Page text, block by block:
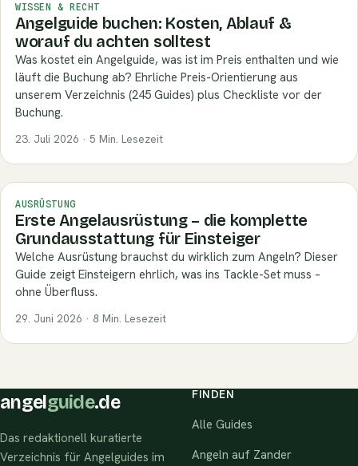
WISSEN & RECHT
Angelguide buchen: Kosten, Ablauf &
worauf du achten solltest
Was kostet ein Angelguide, was ist im Preis enthalten und wie
läuft die Buchung ab? Ehrliche Preis-Orientierung aus
unserem Verzeichnis (245 Guides) plus Checkliste vor der
Buchung.
23. Juli 2026 · 5 Min. Lesezeit
AUSRÜSTUNG
Erste Angelausrüstung – die komplette
Grundausstattung für Einsteiger
Welche Ausrüstung brauchst du wirklich zum Angeln? Dieser
Guide zeigt Einsteigern ehrlich, was ins Tackle-Set muss –
ohne Überfluss.
29. Juni 2026 · 8 Min. Lesezeit
angelguide.de
Das redaktionell kuratierte
Verzeichnis für Angelguides im
FINDEN
Alle Guides
Angeln auf Zander